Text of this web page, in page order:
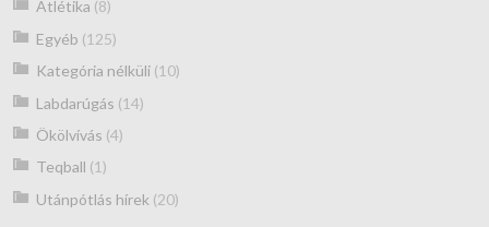
Atlétika (8)
Egyéb (125)
Kategória nélküli(10)
Labdarúgás (14)
Ökölvívás (4)
Teqball (1)
Utánpótlás hírek (20)